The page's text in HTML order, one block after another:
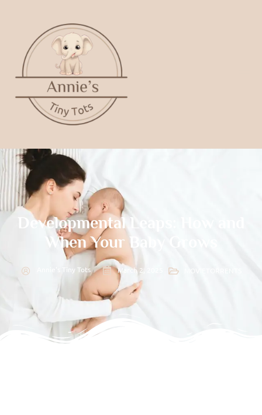
Developmental Leaps: How and
When Your Baby Grows
Annie's Tiny Tots March 2, 2025